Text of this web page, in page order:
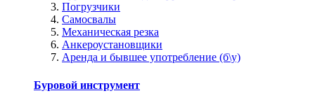
Погрузчики
Самосвалы
Механическая резка
Анкероустановщики
Аренда и бывшее употребление (б\у)
Буровой инструмент